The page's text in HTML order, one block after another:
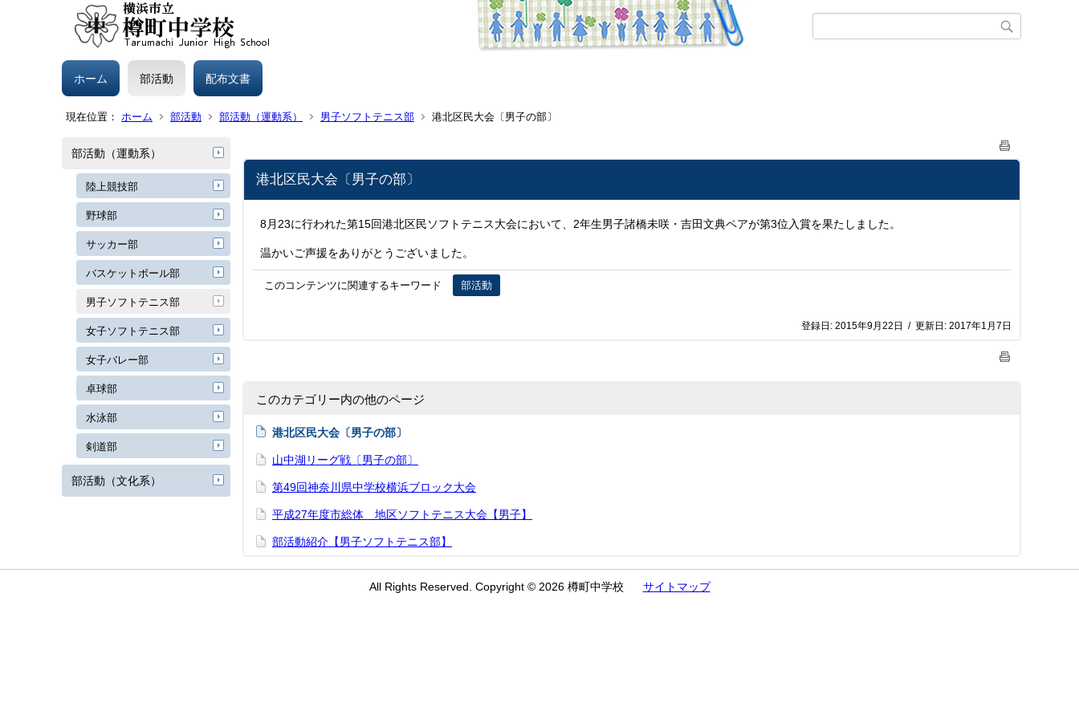
ホーム 部活動 配布文書
現在位置： ホーム 部活動 部活動（運動系） 男子ソフトテニス部 港北区民大会〔男子の部〕
部活動（運動系）
陸上競技部
野球部
サッカー部
バスケットボール部
男子ソフトテニス部
女子ソフトテニス部
女子バレー部
卓球部
水泳部
剣道部
部活動（文化系）
港北区民大会〔男子の部〕
8月23に行われた第15回港北区民ソフトテニス大会において、2年生男子諸橋未咲・吉田文典ペアが第3位入賞を果たしました。
温かいご声援をありがとうございました。
このコンテンツに関連するキーワード 部活動
登録日: 2015年9月22日 / 更新日: 2017年1月7日
このカテゴリー内の他のページ
港北区民大会〔男子の部〕
山中湖リーグ戦〔男子の部〕
第49回神奈川県中学校横浜ブロック大会
平成27年度市総体 地区ソフトテニス大会【男子】
部活動紹介【男子ソフトテニス部】
All Rights Reserved. Copyright © 2026 樽町中学校 サイトマップ